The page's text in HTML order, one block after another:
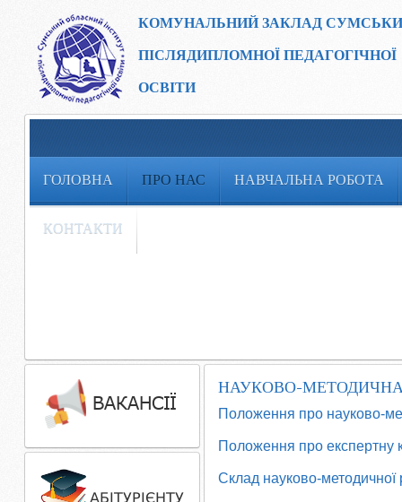
КОМУНАЛЬНИЙ ЗАКЛАД
ПІСЛЯДИПЛОМНОЇ ПЕДАГОГІЧНОЇ
ОСВІТИ
ГОЛОВНА ПРО НАС НАВЧАЛЬНА РОБОТА
КОНТАКТИ
НАУКОВО-
Положення про науково-
Положення про експертну
Склад науково-методичної